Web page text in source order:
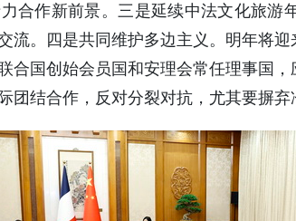
合作新前景。三是延续中法文化旅游
流。四是共同维护多边主义。明年将
合国创始会员国和安理会常任理事国
团结合作，反对分裂对抗，尤其要摒弃